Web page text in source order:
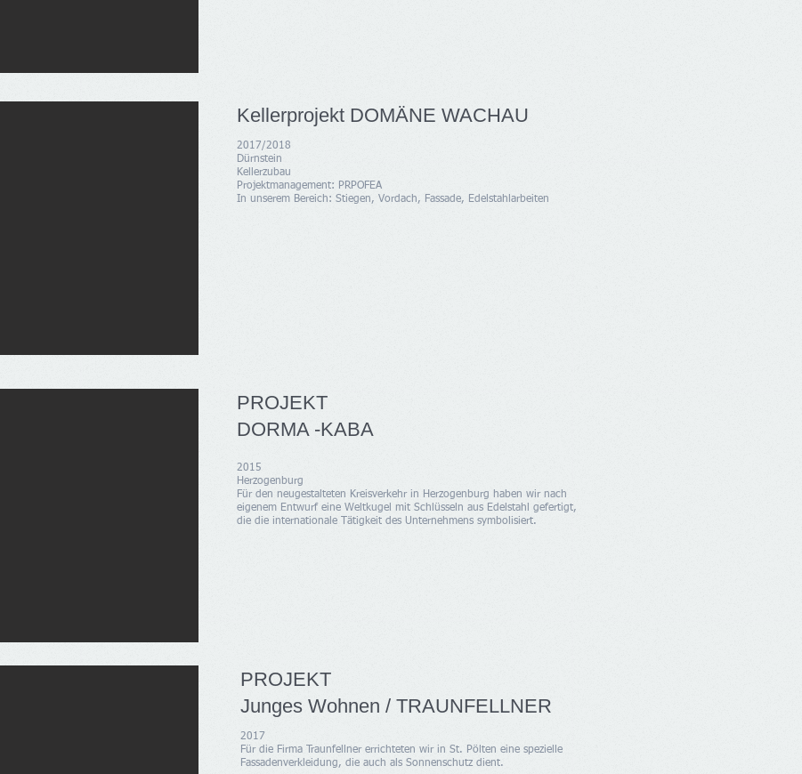
Kellerprojekt DOMÄNE WACHAU
2017/2018
Dürnstein
Kellerzubau
Projektmanagement: PRPOFEA
In unserem Bereich: Stiegen, Vordach, Fassade, Edelstahlarbeiten
PROJEKT
DORMA -KABA
2015
Herzogenburg
Für den neugestalteten Kreisverkehr in Herzogenburg haben wir nach
eigenem Entwurf eine Weltkugel mit Schlüsseln aus Edelstahl gefertigt,
die die internationale Tätigkeit des Unternehmens symbolisiert.
PROJEKT
Junges Wohnen / TRAUNFELLNER
2017
Für die Firma Traunfellner errichteten wir in St. Pölten eine spezielle
Fassadenverkleidung, die auch als Sonnenschutz dient.